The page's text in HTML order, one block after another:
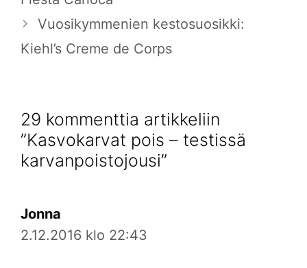
Vuosikymmenien kestosuosikki:
Kiehl’s Creme de Corps
29 kommenttia artikkeliin
”Kasvokarvat pois – testissä
karvanpoistojousi”
Jonna
2.12.2016 klo 22:43